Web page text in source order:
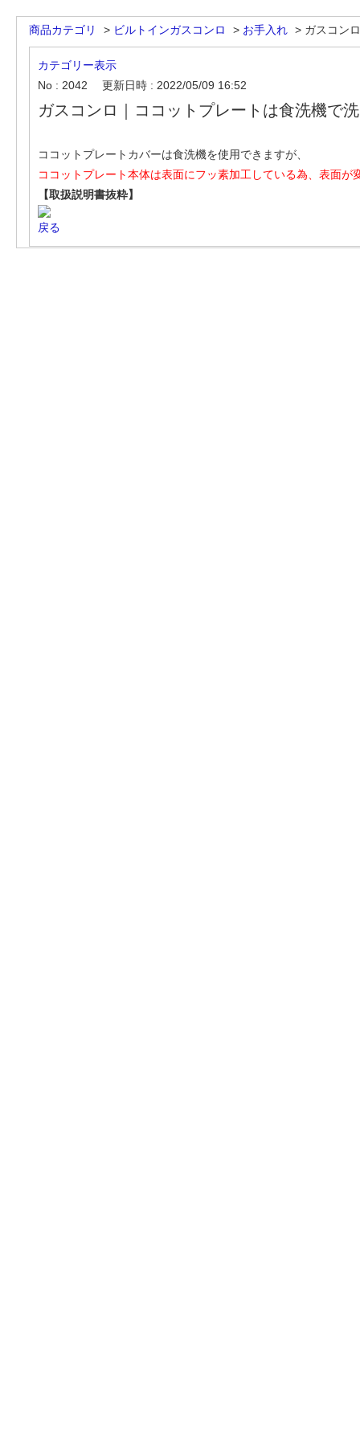
商品カテゴリ > ビルトインガスコンロ > お手入れ > ガスコン
カテゴリー表示
No : 2042
更新日時 : 2022/05/09 16:52
ガスコンロ｜ココットプレートは食洗機で
ココットプレートカバーは食洗機を使用できますが、
ココットプレート本体は表面にフッ素加工している為、表面が
【取扱説明書抜粋】
戻る